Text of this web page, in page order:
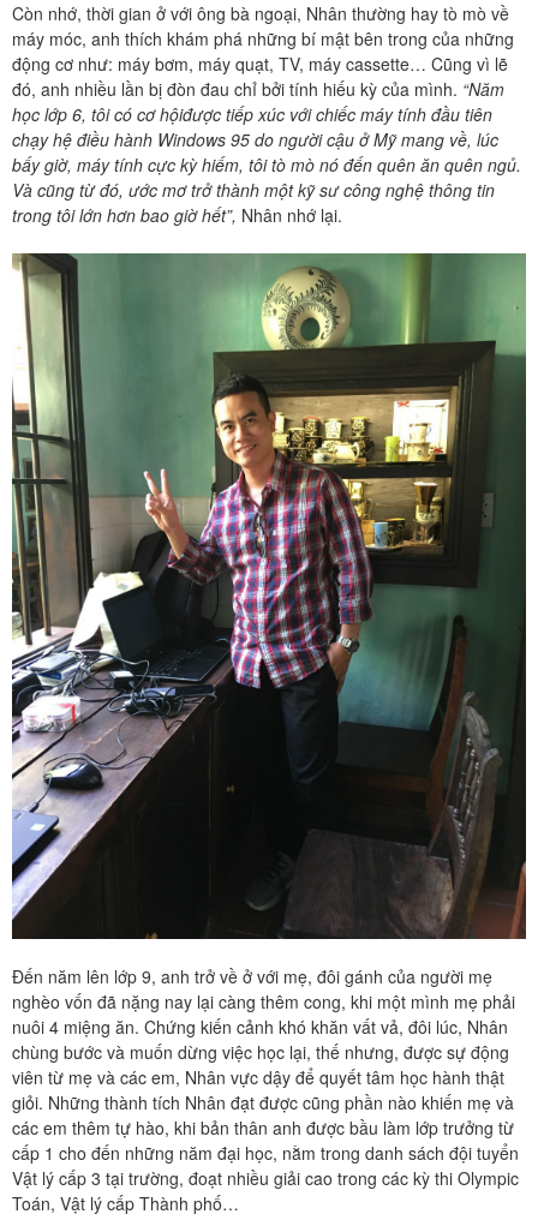
Còn nhớ, thời gian ở với ông bà ngoại, Nhân thường hay tò mò về
máy móc, anh thích khám phá những bí mật bên trong của những
động cơ như: máy bơm, máy quạt, TV, máy cassette… Cũng vì lẽ
đó, anh nhiều lần bị đòn đau chỉ bởi tính hiếu kỳ của mình. “Năm
học lớp 6, tôi có cơ hộiđược tiếp xúc với chiếc máy tính đầu tiên
chạy hệ điều hành Windows 95 do người cậu ở Mỹ mang về, lúc
bấy giờ, máy tính cực kỳ hiếm, tôi tò mò nó đến quên ăn quên ngủ.
Và cũng từ đó, ước mơ trở thành một kỹ sư công nghệ thông tin
trong tôi lớn hơn bao giờ hết”, Nhân nhớ lại.
Đến năm lên lớp 9, anh trở về ở với mẹ, đôi gánh của người mẹ
nghèo vốn đã nặng nay lại càng thêm cong, khi một mình mẹ phải
nuôi 4 miệng ăn. Chứng kiến cảnh khó khăn vất vả, đôi lúc, Nhân
chùng bước và muốn dừng việc học lại, thế nhưng, được sự động
viên từ mẹ và các em, Nhân vực dậy để quyết tâm học hành thật
giỏi. Những thành tích Nhân đạt được cũng phần nào khiến mẹ và
các em thêm tự hào, khi bản thân anh được bầu làm lớp trưởng từ
cấp 1 cho đến những năm đại học, nằm trong danh sách đội tuyển
Vật lý cấp 3 tại trường, đoạt nhiều giải cao trong các kỳ thi Olympic
Toán, Vật lý cấp Thành phố…